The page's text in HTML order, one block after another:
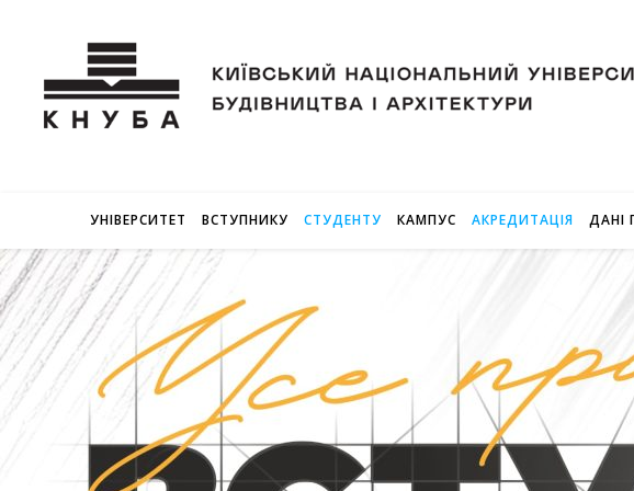
УНІВЕРСИТЕТ ВСТУПНИКУ СТУДЕНТУ КАМПУС АКРЕДИТАЦІЯ ДАНІ